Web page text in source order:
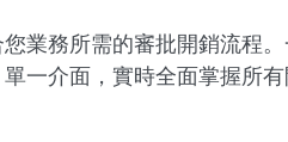
業務所需的審批開銷流程
單一介面，實時全面掌握所有